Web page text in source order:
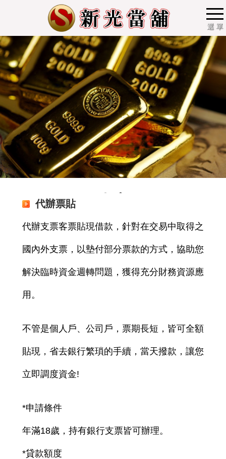
選 單
代辦票貼
代辦支票客票貼現借款，針對在交易中取得之
國內外支票，以墊付部分票款的方式，協助您
解決臨時資金週轉問題，獲得充分財務資源應
用。
不管是個人戶、公司戶，票期長短，皆可全額
貼現，省去銀行繁瑣的手續，當天撥款，讓您
立即調度資金!
*申請條件
年滿18歲，持有銀行支票皆可辦理。
*貸款額度